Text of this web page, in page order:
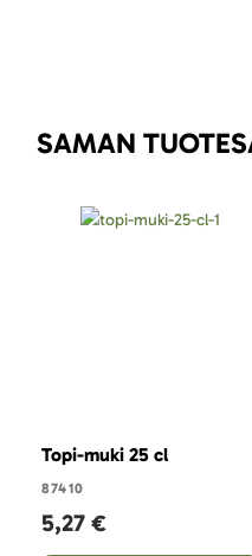
SAMAN
Topi-muki 25 cl
87410
5,27 €